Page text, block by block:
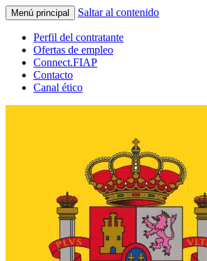
Menú principal Saltar al contenido
Perfil del contratante
Ofertas de empleo
Connect.FIAP
Contacto
Canal ético